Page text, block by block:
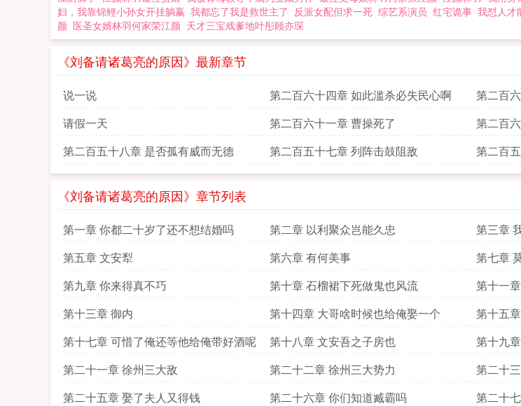
妇，我靠锦鲤小孙女开挂躺赢 我都忘了我是救世主了 反派女配但求一死 综艺系演员 红宅诡事 我怼人才
颜 医圣女婿林羽何家荣江颜 天才三宝戏爹地叶彤顾亦琛
《刘备请诸葛亮的原因》最新章节
说一说 第二百六十四章 如此滥杀必失民心啊 第二百
请假一天
第二百六十一章 曹操死了 第二百
第二百五十八章 是否孤有威而无德
第二百五十七章 列阵击鼓阻敌 第二百
《刘备请诸葛亮的原因》章节列表
第一章 你都二十岁了还不想结婚吗 第二章 以利聚众岂能久忠 第三章
第五章 文安犁
第六章 有何美事 第七章
第九章 你来得真不巧
第十章 石榴裙下死做鬼也风流 第十一
第十三章 御内
第十四章 大哥啥时候也给俺娶一个 第十五
第十七章 可惜了俺还等他给俺带好酒呢
第十八章 文安吾之子房也 第十九
第二十一章 徐州三大敌
第二十二章 徐州三大势力 第二十
第二十五章 娶了夫人又得钱
第二十六章 你们知道臧霸吗 第二十